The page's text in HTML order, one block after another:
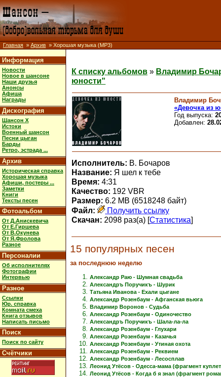
Главная » Архив » Хорошая музыка (MP3)
Информация
Новости
Новое в шансоне
Наши друзья
Анонсы
Афиша
Награды
Дискография
Шансон X
Истоки
Военный шансон
Песни цыган
Барды
Ретро, эстрада ...
Архив
Историческая справка
Хорошая музыка
Афиши, постеры ...
Заметки
Книги
Тексты песен
Фотоальбом
От Д.Анискевича
От Е.Гиршева
От В.Окунева
От Я.Фролова
Разное
Персоналии
Об исполнителях
Фотографии
Интервью
Разное
Ссылки
Юр. справка
Комната смеха
Книга отзывов
Написать письмо
Поиск
Поиск по сайту
Счётчики
К списку альбомов » Владимир
юности"
Владимир
«Девочка из
Год выпуска:
Добавлен:
Исполнитель: В. Бочаров
Название: Я шел к тебе
Время: 4:31
Качество: 192 VBR
Размер: 6.2 MB (6518248 байт)
Файл:
Получить ссылку
Скачан: 2098 раз(а) [Статистика]
15 популярных песен
за последнюю неделю
Александр Раю - Шумная свадьба
Александръ Поручикъ - Шурик
Татьяна Иванова - Ехали цыгане
Александр Розенбаум - Афганская вьюга
Владимир Воронов - Судьба
Александр Розенбаум - Одиночество
Александръ Поручикъ - Шала-ла-ла
Александр Розенбаум - Глухари
Александр Розенбаум - Казачья
Александр Розенбаум - Утиная охота
Александр Розенбаум - Реквием
Александр Розенбаум - Лесосплав
Леонид Утёсов - Одесса-мама (фрагмент
Леонид Утёсов - Когда б я знал (фрагмент